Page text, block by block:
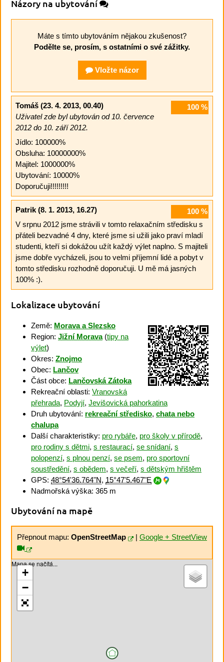
Názory na ubytování
Máte s tímto ubytováním nějakou zkušenost?
Podělte se, prosím, s ostatními o své zážitky.
Vložte názor
100%
Tomáš(23. 4. 2013, 00.40)
Uživatel zde byl ubytován od 10. července
2012 do 10. září 2012.
Jídlo: 100000%
Obsluha: 10000000%
Majitel: 1000000%
Ubytování: 10000%
Doporučuji!!!!!!!!!
100%
Patrik(8. 1. 2013, 16.27)
V srpnu 2012 jsme strávili v tomto relaxačním středisku s
přáteli bezvadné 4 dny, které jsme si užili jako praví mladí
studenti, kteří si dokážou užít každý výlet naplno. S majiteli
jsme dobře vycházeli, jsou to velmi příjemní lidé a pobyt v
tomto středisku rozhodně doporučuji. U mě má jasných
100% :).
Lokalizace ubytování
Země: Morava a Slezsko
Region: Jižní Morava(tipy na
výlet)
Okres: Znojmo
Obec: Lančov
Část obce: Lančovská Zátoka
Rekreační oblasti: Vranovská
přehrada, Podyjí, Jevišovická pahorkatina
Druh ubytování: rekreační středisko, chata nebo
chalupa
Další charakteristiky: pro rybáře, pro školy v přírodě,
pro rodiny s dětmi, s restaurací, se snídaní, s
polopenzí, s plnou penzí, se psem, pro sportovní
soustředění, s obědem, s večeří, s dětským hřištěm
GPS: 48°54'36.764"N, 15°47'5.467"E
Nadmořská výška: 365 m
Ubytování na mapě
Přepnout mapu: OpenStreetMap | Google + StreetView
Mapa se načítá...
+
−